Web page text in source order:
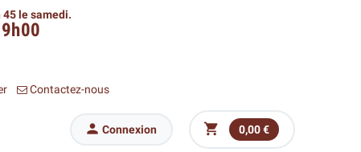
45 le samedi.
Contactez-nous
 Connexion  0,00 €